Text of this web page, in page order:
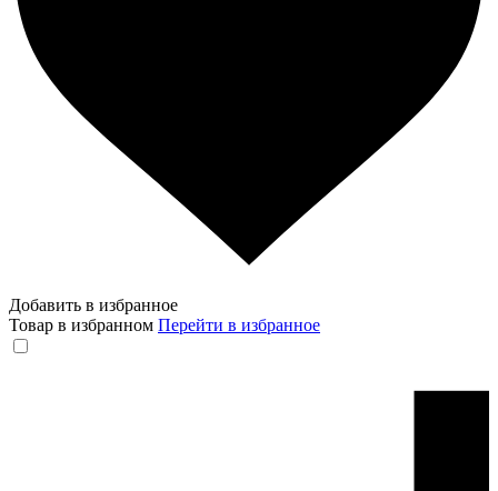
Добавить в избранное
Товар в избранном Перейти в избранное